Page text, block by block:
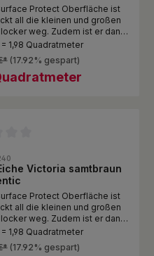
Protect Oberfläche ist
all die kleinen und großen
weg. Zudem ist er dank
Spritzer und Pfützen. Das
zum attraktiven Preis!
(17.92% gespart)
1,98 Quadratmeter
Victoria samtbraun
Protect Oberfläche ist
all die kleinen und großen
weg. Zudem ist er dank
Spritzer und Pfützen. Das
zum attraktiven Preis!
(17.92% gespart)
1,98 Quadratmeter